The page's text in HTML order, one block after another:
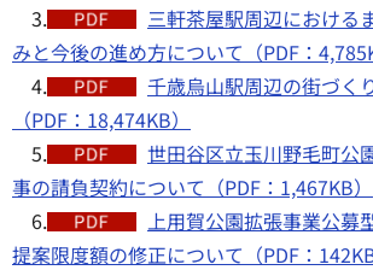
3.
三軒茶屋駅周辺における
みと今後の進め方について（PDF：
4.
千歳烏山駅周辺の街づく
（PDF：18,474KB）
5.
世田谷区立玉川野毛町公
事の請負契約について（PDF：1,467KB）
6.
上用賀公園拡張事業公募
提案限度額の修正について（PDF：142KB